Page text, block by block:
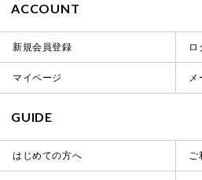
ACCOUNT
新規会員登録 ロ
マイページ メ
GUIDE
はじめての方へ ご